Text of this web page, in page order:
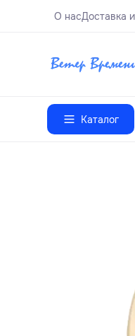
О насДоставка
Каталог